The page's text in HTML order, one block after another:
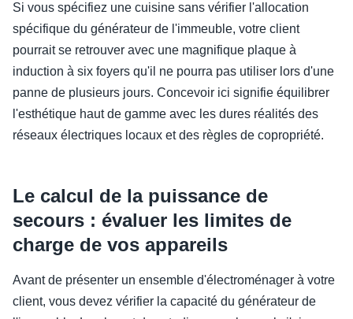
Si vous spécifiez une cuisine sans vérifier l'allocation
spécifique du générateur de l'immeuble, votre client
pourrait se retrouver avec une magnifique plaque à
induction à six foyers qu'il ne pourra pas utiliser lors d'une
panne de plusieurs jours. Concevoir ici signifie équilibrer
l'esthétique haut de gamme avec les dures réalités des
réseaux électriques locaux et des règles de copropriété.
Le calcul de la puissance de
secours : évaluer les limites de
charge de vos appareils
Avant de présenter un ensemble d'électroménager à votre
client, vous devez vérifier la capacité du générateur de